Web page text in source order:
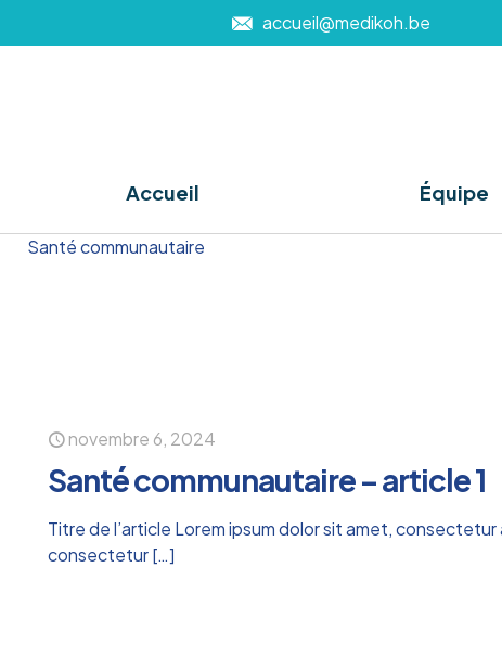
accueil@medikoh.be
Accueil Équipe
Santé communautaire
novembre 6, 2024
Santé communautaire – article 1
Titre de l’article Lorem ipsum dolor sit amet,
consectetur[…]